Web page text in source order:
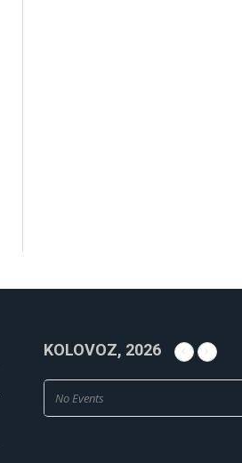
KOLOVOZ, 2026
No Events